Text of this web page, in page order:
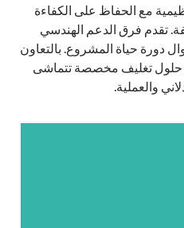
مع الحفاظ على الكفاءة
تقدم فرق الدعم الهندسي
دورة حياة المشروع. بالتعاون
حلول تغليف مخصصة تتماشى
والعملية.